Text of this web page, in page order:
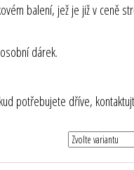
balení, jež je již v ceně
dárek.
potřebujete dříve,